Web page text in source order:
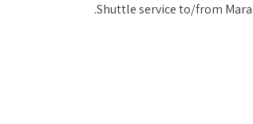
Shuttle service to/from